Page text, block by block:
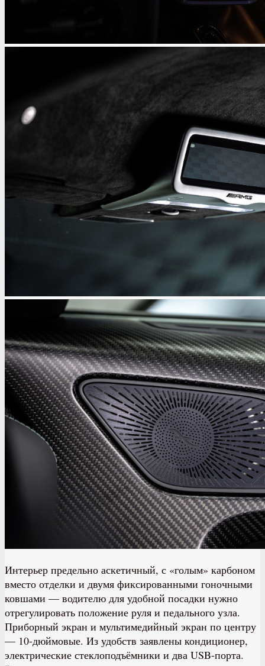
Интерьер предельно аскетичный, с «голым» карбоном
вместо отделки и двумя фиксированными гоночными
ковшами — водителю для удобной посадки нужно
отрегулировать положение руля и педального узла.
Приборный экран и мультимедийный экран по центру
— 10-дюймовые. Из удобств заявлены кондиционер,
электрические стеклоподъёмники и два USB-порта.